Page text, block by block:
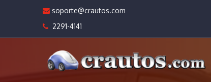
soporte@crautos.com
2291-4141